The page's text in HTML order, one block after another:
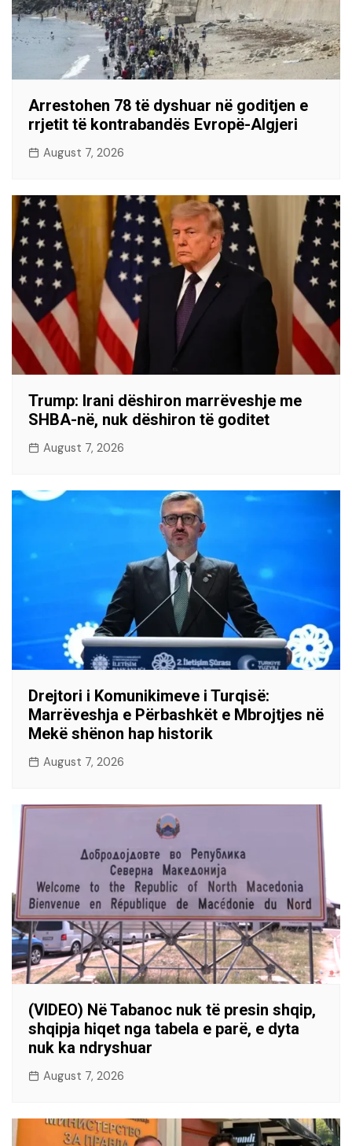
Arrestohen 78 të dyshuar në goditjen e
rrjetit të kontrabandës Evropë-Algjeri
August 7, 2026
Trump: Irani dëshiron marrëveshje me
SHBA-në, nuk dëshiron të goditet
August 7, 2026
Drejtori i Komunikimeve i Turqisë:
Marrëveshja e Përbashkët e Mbrojtjes në
Mekë shënon hap historik
August 7, 2026
(VIDEO) Në Tabanoc nuk të presin shqip,
shqipja hiqet nga tabela e parë, e dyta
nuk ka ndryshuar
August 7, 2026